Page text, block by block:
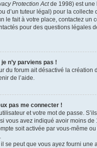
Protection Actde 1998) est une
d’un tuteur légal) pour la
le fait à votre place, contactez
pour des questions légales
n’y parviens pas !
du forum ait désactivé la
de l’aide.
pas me connecter !
et votre mot de passe.
vous avez indiqué avoir moins
soit activée par vous-même
il se peut que vous ayez fourni